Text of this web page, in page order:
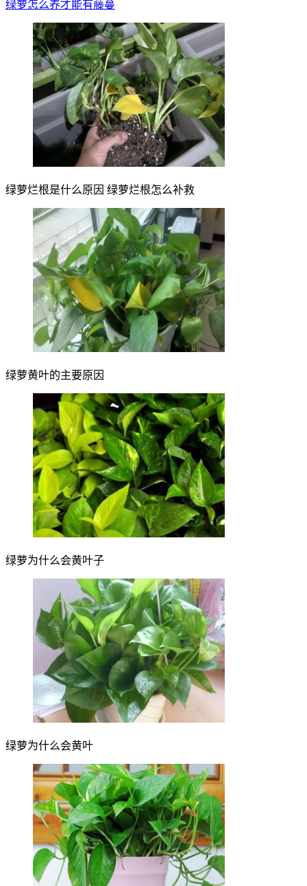
绿萝怎么养才能有藤蔓
绿萝烂根是什么原因 绿萝烂根怎么补救
绿萝黄叶的主要原因
绿萝为什么会黄叶子
绿萝为什么会黄叶